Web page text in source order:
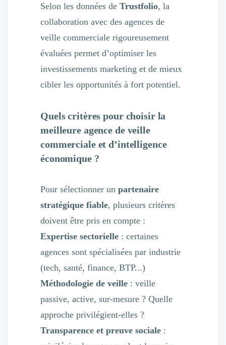
Selon les données de Trustfolio, la
collaboration avec des agences de
veille commerciale rigoureusement
évaluées permet d’optimiser les
investissements marketing et de mieux
cibler les opportunités à fort potentiel.
Quels critères pour choisir la
meilleure agence de veille
commerciale et d’intelligence
économique ?
Pour sélectionner un partenaire
stratégique fiable, plusieurs critères
doivent être pris en compte :
Expertise sectorielle : certaines
agences sont spécialisées par industrie
(tech, santé, finance, BTP...)
Méthodologie de veille : veille
passive, active, sur-mesure ? Quelle
approche privilégient-elles ?
Transparence et preuve sociale :